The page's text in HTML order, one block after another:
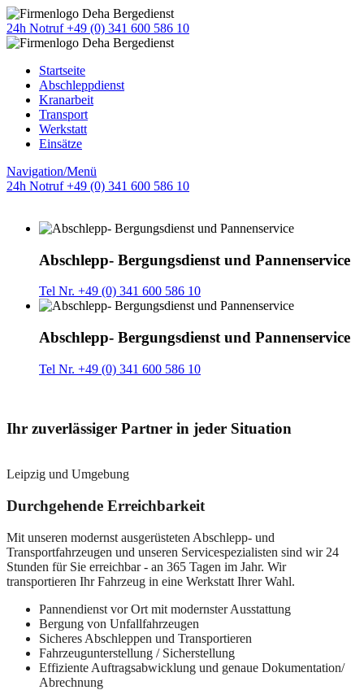
24h Notruf +49 (0) 341 600 586 10
Startseite
Abschleppdienst
Kranarbeit
Transport
Werkstatt
Einsätze
Navigation/Menü
24h Notruf +49 (0) 341 600 586 10
Abschlepp- Bergungsdienst und Pannenservice
Tel Nr. +49 (0) 341 600 586 10
Abschlepp- Bergungsdienst und Pannenservice
Tel Nr. +49 (0) 341 600 586 10
Ihr zuverlässiger Partner in jeder Situation
Leipzig und Umgebung
Durchgehende Erreichbarkeit
Mit unseren modernst ausgerüsteten Abschlepp- und
Transportfahrzeugen und unseren Servicespezialisten sind wir 24
Stunden für Sie erreichbar - an 365 Tagen im Jahr. Wir
transportieren Ihr Fahrzeug in eine Werkstatt Ihrer Wahl.
Pannendienst vor Ort mit modernster Ausstattung
Bergung von Unfallfahrzeugen
Sicheres Abschleppen und Transportieren
Fahrzeugunterstellung / Sicherstellung
Effiziente Auftragsabwicklung und genaue Dokumentation/
Abrechnung